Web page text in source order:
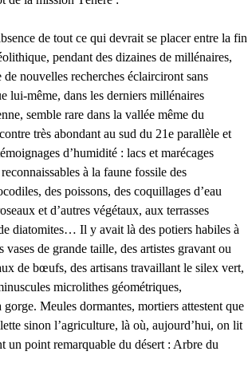
de tout ce qui devrait se placer entre la fin
pendant des dizaines de millénaires,
nouvelles recherches éclairciront sans
même, dans les derniers millénaires
semble rare dans la vallée même du
très abondant au sud du 21e parallèle et
d’humidité : lacs et marécages
à la faune fossile des
des poissons, des coquillages d’eau
et d’autres végétaux, aux terrasses
diatomites… Il y avait là des potiers habiles à
vases de grande taille, des artistes gravant ou
de bœufs, des artisans travaillant le silex vert,
microlithes géométriques,
gorge. Meules dormantes, mortiers attestent que
sinon l’agriculture, là où, aujourd’hui, on lit
un point remarquable du désert : Arbre du